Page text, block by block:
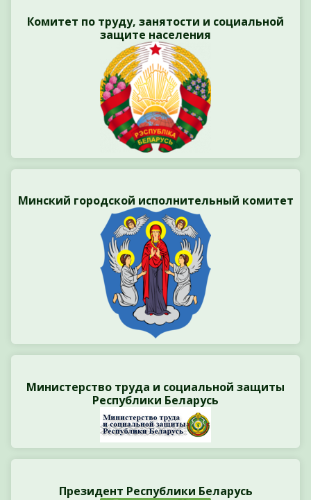
Комитет по труду, занятости и социальной
защите населения
Минский городской исполнительный комитет
Министерство труда и социальной защиты
Республики Беларусь
Президент Республики Беларусь